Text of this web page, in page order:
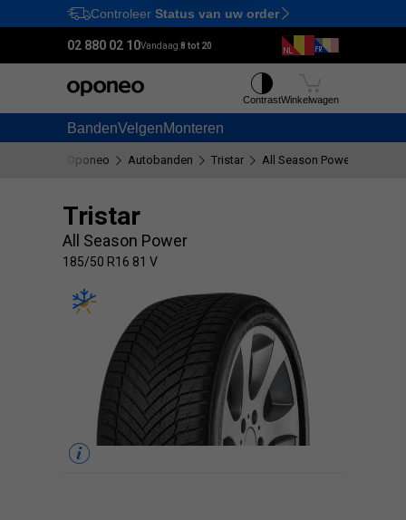
Ctrl M
Controleer Status van uw order
02 880 02 10Vandaag:8 tot 20
BandenVelgenMonteren
ContrastWinkelwagen
Oponeo Autobanden Tristar All Season Power
Tristar
All Season Power
185/50 R16 81 V